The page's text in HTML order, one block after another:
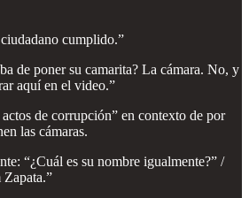
cumplido.”
de poner su camarita? La cámara. No, y
aquí en el video.”
de corrupción” en contexto de por
las cámaras.
“¿Cuál es su nombre igualmente?” /